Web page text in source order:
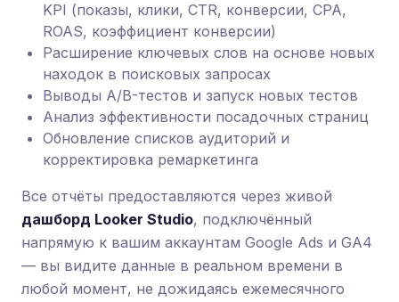
KPI (показы, клики, CTR, конверсии, CPA,
ROAS, коэффициент конверсии)
Расширение ключевых слов на основе новых
находок в поисковых запросах
Выводы A/B-тестов и запуск новых тестов
Анализ эффективности посадочных страниц
Обновление списков аудиторий и
корректировка ремаркетинга
Все отчёты предоставляются через живой
дашборд Looker Studio, подключённый
напрямую к вашим аккаунтам Google Ads и GA4
— вы видите данные в реальном времени в
любой момент, не дожидаясь ежемесячного